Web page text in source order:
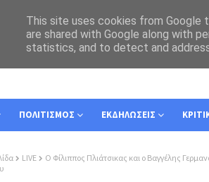
ΣΧΕΤΙΚΑ ΕΠΙΚΟΙΝΩΝΙΑ
ΠΟΛΙΤΙΣΜΟΣ ΕΚΔΗΛΩΣΕΙΣ
LIVE
Ο Φίλιππος Πλιάτσικας και ο Βαγγέλης
This site uses cookies from Google
are shared with Google along with
statistics, and to detect and